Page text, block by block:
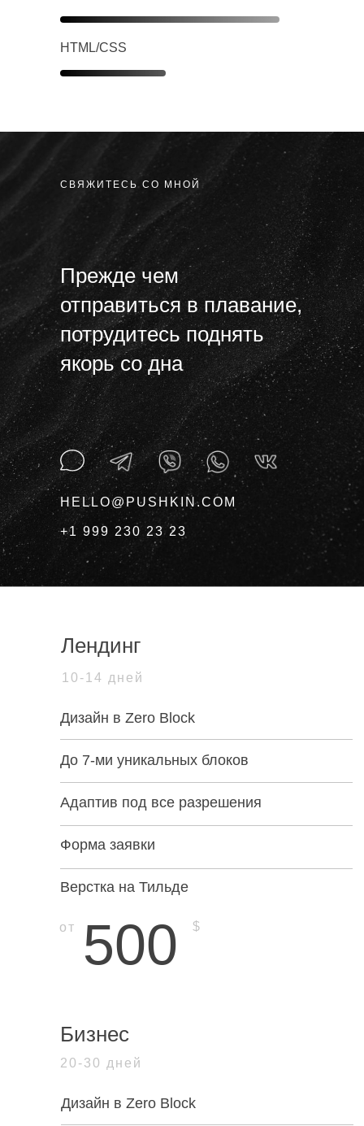
HTML/CSS
СВЯЖИТЕСЬ СО МНОЙ
Прежде чем
отправиться в плавание,
потрудитесь поднять
якорь со дна
HELLO@PUSHKIN.COM
+1 999 230 23 23
Бизнес
20-30 дней
Дизайн в Zero Block
Лендинг
10-14 дней
Дизайн в Zero Block
До 7-ми уникальных блоков
Адаптив под все разрешения
Форма заявки
Верстка на Тильде
от $
500